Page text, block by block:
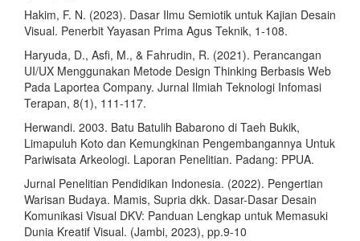
Hakim, F. N. (2023). Dasar Ilmu Semiotik untuk Kajian Desain
Visual. Penerbit Yayasan Prima Agus Teknik, 1-108.
Haryuda, D., Asfi, M., & Fahrudin, R. (2021). Perancangan
UI/UX Menggunakan Metode Design Thinking Berbasis Web
Pada Laportea Company. Jurnal Ilmiah Teknologi Infomasi
Terapan, 8(1), 111-117.
Herwandi. 2003. Batu Batulih Babarono di Taeh Bukik,
Limapuluh Koto dan Kemungkinan Pengembangannya Untuk
Pariwisata Arkeologi. Laporan Penelitian. Padang: PPUA.
Jurnal Penelitian Pendidikan Indonesia. (2022). Pengertian
Warisan Budaya. Mamis, Supria dkk. Dasar-Dasar Desain
Komunikasi Visual DKV: Panduan Lengkap untuk Memasuki
Dunia Kreatif Visual. (Jambi, 2023), pp.9-10